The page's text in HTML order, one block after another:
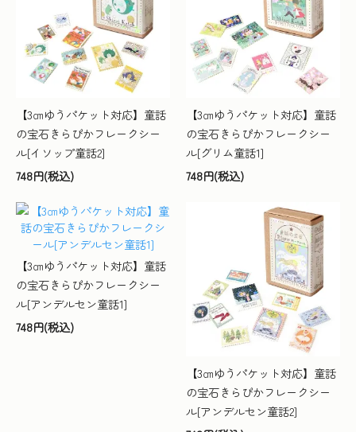
【3㎝ゆうパケット対応】童話
の宝石きらぴかフレークシー
ル[イソップ童話2]
748円(税込)
【3㎝ゆうパケット対応】童話
の宝石きらぴかフレークシー
ル[グリム童話1]
748円(税込)
【3㎝ゆうパケット対応】童話
の宝石きらぴかフレークシー
ル[アンデルセン童話1]
748円(税込)
【3㎝ゆうパケット対応】童話
の宝石きらぴかフレークシー
ル[アンデルセン童話2]